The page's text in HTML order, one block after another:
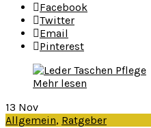
Facebook
Twitter
Email
Pinterest
Mehr lesen
13 Nov
Allgemein, Ratgeber